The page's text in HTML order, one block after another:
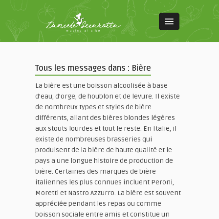
Tous les messages dans : Bière
La bière est une boisson alcoolisée à base
d'eau, d'orge, de houblon et de levure. Il existe
de nombreux types et styles de bière
différents, allant des bières blondes légères
aux stouts lourdes et tout le reste. En Italie, il
existe de nombreuses brasseries qui
produisent de la bière de haute qualité et le
pays a une longue histoire de production de
bière. Certaines des marques de bière
italiennes les plus connues incluent Peroni,
Moretti et Nastro Azzurro. La bière est souvent
appréciée pendant les repas ou comme
boisson sociale entre amis et constitue un